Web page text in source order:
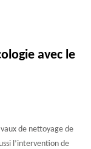
avec le
de nettoyage de
l’intervention de